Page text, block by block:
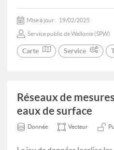
Mise à jour: 19/02/2025
Service public de Wallonie (SPW)
Carte Service
Réseaux de
eaux de surface
Donnée Vecteur